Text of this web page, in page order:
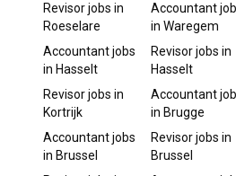
Revisorjobs in
Roeselare
Accountant
in Waregem
Accountantjobs
in Hasselt
Revisorjobs in
Hasselt
Revisorjobs in
Kortrijk
Accountant
in Brugge
Accountantjobs
in Brussel
Revisorjobs in
Brussel